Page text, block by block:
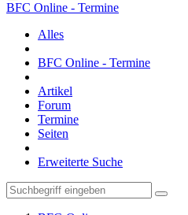
BFC Online - Termine
Alles
BFC Online - Termine
Artikel
Forum
Termine
Seiten
Erweiterte Suche